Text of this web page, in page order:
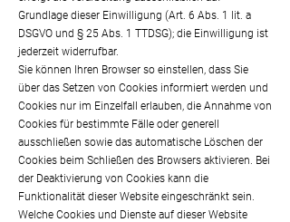
Grundlage dieser Einwilligung (Art. 6 Abs. 1 lit. a
DSGVO und § 25 Abs. 1 TTDSG); die Einwilligung ist
jederzeit widerrufbar.
Sie können Ihren Browser so einstellen, dass Sie
über das Setzen von Cookies informiert werden und
Cookies nur im Einzelfall erlauben, die Annahme von
Cookies für bestimmte Fälle oder generell
ausschließen sowie das automatische Löschen der
Cookies beim Schließen des Browsers aktivieren. Bei
der Deaktivierung von Cookies kann die
Funktionalität dieser Website eingeschränkt sein.
Welche Cookies und Dienste auf dieser Website